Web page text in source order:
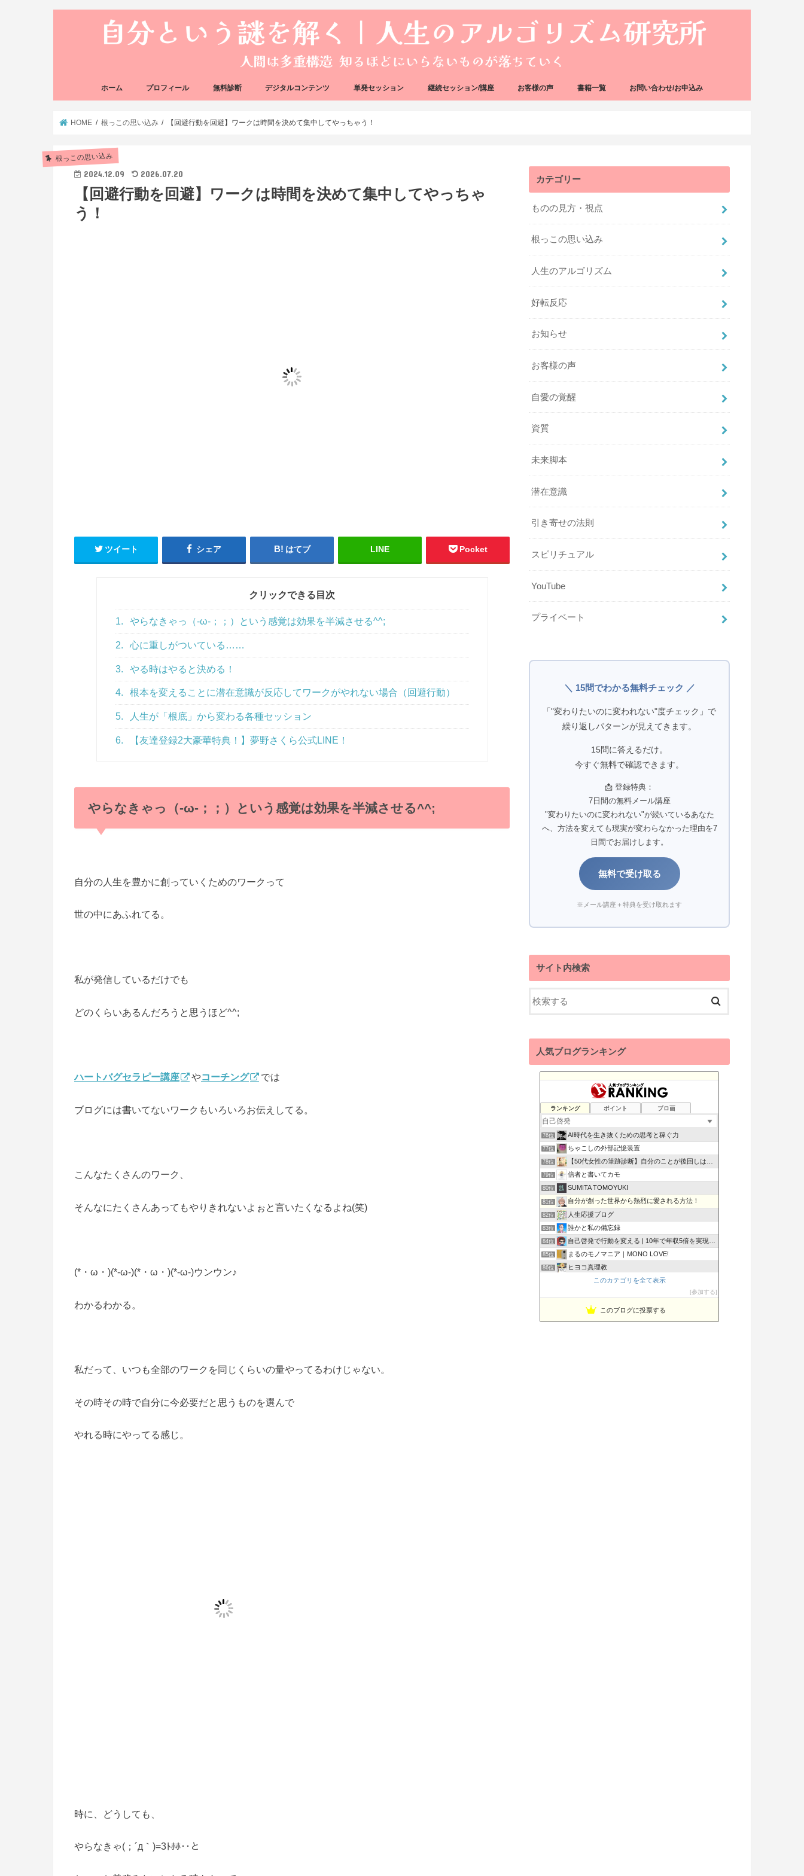
ホーム プロフィール 無料診断 デジタルコンテンツ 単発セッション 継続セッション/講座 お客様の声 書籍一覧 お問い合わせ/お申込み
HOME 根っこの思い込み 【回避行動を回避】ワークは時間を決めて集中してやっちゃう！
根っこの思い込み
2024.12.09 2026.07.20
【回避行動を回避】ワークは時間を決めて集中してやっちゃ
う！
ツイート シェア はてブ LINE Pocket
クリックできる目次
1. やらなきゃっ（‐ω‐；；）という感覚は効果を半減させる^^;
2. 心に重しがついている……
3. やる時はやると決める！
4. 根本を変えることに潜在意識が反応してワークがやれない場合（回避行動）
5. 人生が「根底」から変わる各種セッション
6. 【友達登録2大豪華特典！】夢野さくら公式LINE！
やらなきゃっ（‐ω‐；；）という感覚は効果を半減させる^^;
自分の人生を豊かに創っていくためのワークって
世の中にあふれてる。
私が発信しているだけでも
どのくらいあるんだろうと思うほど^^;
ハートバグセラピー講座 やコーチング では
ブログには書いてないワークもいろいろお伝えしてる。
こんなたくさんのワーク、
そんなにたくさんあってもやりきれないよぉと言いたくなるよね(笑)
(*・ω・)(*-ω-)(*・ω・)(*-ω-)ウンウン♪
わかるわかる。
私だって、いつも全部のワークを同じくらいの量やってるわけじゃない。
その時その時で自分に今必要だと思うものを選んで
やれる時にやってる感じ。
時に、どうしても、
やらなきゃ(；´д｀)=3ﾄﾎﾎ･･と
カテゴリー
ものの見方・視点
根っこの思い込み
人生のアルゴリズム
好転反応
お知らせ
お客様の声
自愛の覚醒
資質
未来脚本
潜在意識
引き寄せの法則
スピリチュアル
YouTube
プライベート
＼ 15問でわかる無料チェック ／
「"変わりたいのに変われない"度チェック」で
繰り返しパターンが見えてきます。
15問に答えるだけ。
今すぐ無料で確認できます。
📩 登録特典：
7日間の無料メール講座
"変わりたいのに変われない"が続いているあなた
へ、方法を変えても現実が変わらなかった理由を7
日間でお届けします。
無料で受け取る
※メール講座＋特典を受け取れます
サイト内検索
人気ブログランキング
ランキング ポイント ブロ画
74位 普遍は変化する
75位 営業初心者応援ブログ
76位 AI時代を生き抜くための思考と稼ぐ力
77位 ちゃこしの外部記憶装置
78位 【50代女性の筆跡診断】自分のことが後回しはやめて心を整える
79位 信者と書いてカモ
80位 SUMITA TOMOYUKI
81位 自分が創った世界から熱烈に愛される方法！
82位 人生応援ブログ
83位 誰かと私の備忘録
84位 自己啓発で行動を変える | 10年で年収5倍を実現した方法
85位 まるのモノマニア｜MONO LOVE!
86位 ヒヨコ真理教
キンジの自分の軸研究
三重県桑名市のお片づけ教室〜40代からの身の回り整理塾
このカテゴリを全て表示
参加する
このブログに投票する